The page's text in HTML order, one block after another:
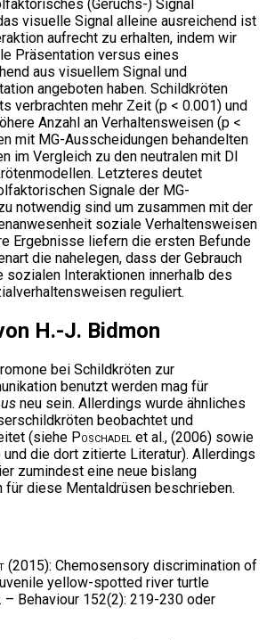
(Geruchs-) Signal
visuelle Signal alleine ausreichend ist
aufrecht zu erhalten, indem wir
Präsentation versus eines
aus visuellem Signal und
angeboten haben. Schildkröten
verbrachten mehr Zeit (p < 0.001) und
Anzahl an Verhaltensweisen (p <
mit MG-Ausscheidungen behandelten
im Vergleich zu den neutralen mit DI
Letzteres deutet
Signale der MG-
notwendig sind um zusammen mit der
soziale Verhaltensweisen
Ergebnisse liefern die ersten Befunde
die nahelegen, dass der Gebrauch
sozialen Interaktionen innerhalb des
reguliert.
H.-J. Bidmon
bei Schildkröten zur
benutzt werden mag für
neu sein. Allerdings wurde ähnliches
beobachtet und
(siehe Poschadel et al., (2006) sowie
und die dort zitierte Literatur). Allerdings
zumindest eine neue bislang
für diese Mentaldrüsen beschrieben.
(2015): Chemosensory discrimination of
yellow-spotted river turtle
. – Behaviour 152(2): 219-230 oder